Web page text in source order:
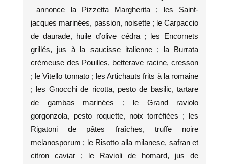
annonce la Pizzetta Margherita ; les Saint-
jacques marinées, passion, noisette ; le Carpaccio
de daurade, huile d’olive cédra ; les Encornets
grillés, jus à la saucisse italienne ; la Burrata
crémeuse des Pouilles, betterave racine, cresson
; le Vitello tonnato ; les Artichauts frits à la romaine
; les Gnocchi de ricotta, pesto de basilic, tartare
de gambas marinées ; le Grand raviolo
gorgonzola, pesto roquette, noix torréfiées ; les
Rigatoni de pâtes fraîches, truffe noire
melanosporum ; le Risotto alla milanese, safran et
citron caviar ; le Ravioli de homard, jus de